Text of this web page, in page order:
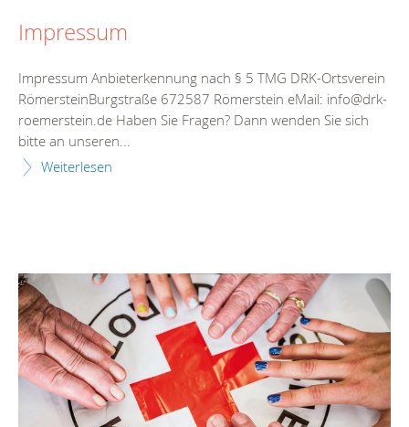
Impressum
Impressum Anbieterkennung nach § 5 TMG DRK-Ortsverein
RömersteinBurgstraße 672587 Römerstein eMail: info@drk-
roemerstein.de Haben Sie Fragen? Dann wenden Sie sich
bitte an unseren...
Weiterlesen